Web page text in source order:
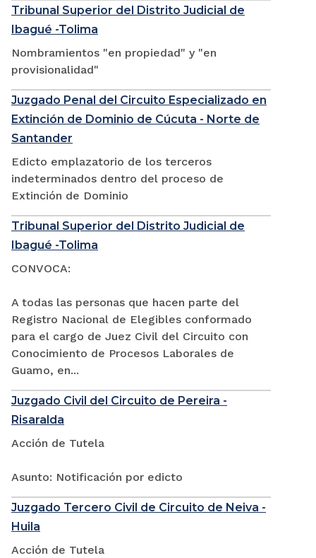
Tribunal Superior del Distrito Judicial de
Ibagué -Tolima
Nombramientos "en propiedad" y "en
provisionalidad"
Juzgado Penal del Circuito Especializado en
Extinción de Dominio de Cúcuta - Norte de
Santander
Edicto emplazatorio de los terceros
indeterminados dentro del proceso de
Extinción de Dominio
Tribunal Superior del Distrito Judicial de
Ibagué -Tolima
CONVOCA:
A todas las personas que hacen parte del
Registro Nacional de Elegibles conformado
para el cargo de Juez Civil del Circuito con
Conocimiento de Procesos Laborales de
Guamo, en...
Juzgado Civil del Circuito de Pereira -
Risaralda
Acción de Tutela
Asunto: Notificación por edicto
Juzgado Tercero Civil de Circuito de Neiva -
Huila
Acción de Tutela